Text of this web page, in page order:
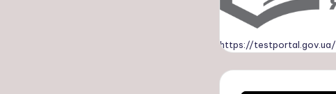
https://testportal.gov.ua/